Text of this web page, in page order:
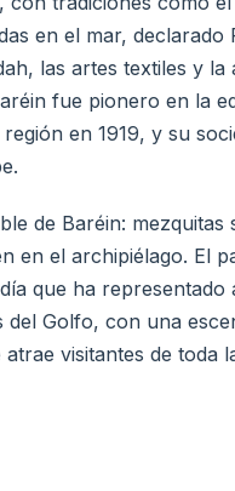
en el mar, declarado
las artes textiles y
fue pionero en la
en 1919, y su
de Baréin:
en el archipiélago. El
que ha representado
Golfo, con una
visitantes de toda